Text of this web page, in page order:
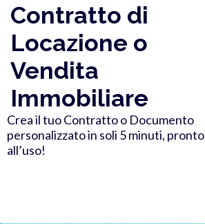
Contratto di
Locazione o
Vendita
Immobiliare
Crea il tuo Contratto o Documento
personalizzato in soli 5 minuti, pronto
all’uso!